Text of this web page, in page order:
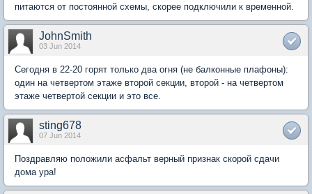
питаются от постоянной схемы, скорее подключили к временной.
JohnSmith
03 Jun 2014
Сегодня в 22-20 горят только два огня (не балконные плафоны):
один на четвертом этаже второй секции, второй - на четвертом
этаже четвертой секции и это все.
sting678
07 Jun 2014
Поздравляю положили асфальт верный признак скорой сдачи
дома ура!